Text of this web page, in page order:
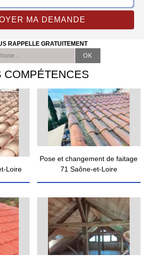
RAPPELLE GRATUITEMENT
COMPÉTENCES
Loire
Pose et changement de faitage
71 Saône-et-Loire